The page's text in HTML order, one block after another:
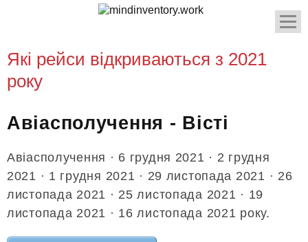
Які рейси відкриваються з 2021
року
Авіасполучення - Вісті
Авіасполучення · 6 грудня 2021 · 2 грудня
2021 · 1 грудня 2021 · 29 листопада 2021 · 26
листопада 2021 · 25 листопада 2021 · 19
листопада 2021 · 16 листопада 2021 року.